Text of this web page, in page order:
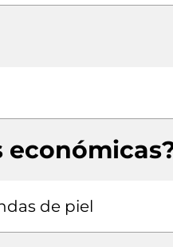
de piel